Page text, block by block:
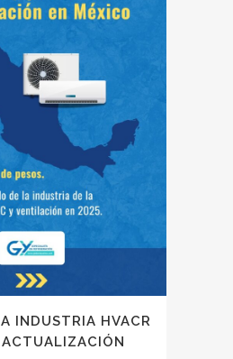
INDUSTRIA HVACR